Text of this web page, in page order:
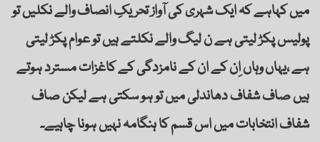
میں کہاہے کہ ایک شہری کی آواز تحریکِ انصاف والے نکلیں تو
پولیس پکڑ لیتی ہے ن لیگ والے نکلتے ہیں تو عوام پکڑ لیتی
ہے ،یہاں وہاں اِن کے ان کے نامزدگی کے کاغزات مسترد ہوتے
ہیں صاف شفاف دھاندلی میں تو ہو سکتی ہے لیکن صاف
شفاف انتخابات میں اس قسم کا ہنگامہ نہیں ہونا چاہیے۔